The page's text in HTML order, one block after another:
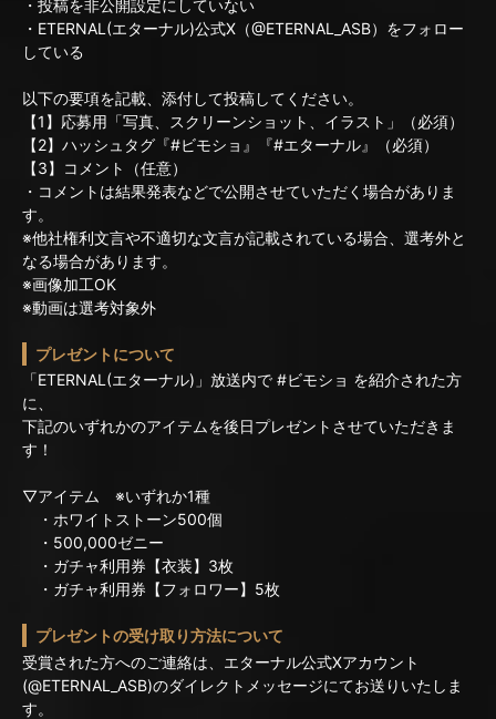
・投稿を非公開設定にしていない
・ETERNAL(エターナル)公式X（@ETERNAL_ASB）をフォロー
している
以下の要項を記載、添付して投稿してください。
【1】応募用「写真、スクリーンショット、イラスト」（必須）
【2】ハッシュタグ『#ビモショ』『#エターナル』（必須）
【3】コメント（任意）
・コメントは結果発表などで公開させていただく場合がありま
す。
※他社権利文言や不適切な文言が記載されている場合、選考外と
なる場合があります。
※画像加工OK
※動画は選考対象外
プレゼントについて
「ETERNAL(エターナル)」放送内で #ビモショ を紹介された方
に、
下記のいずれかのアイテムを後日プレゼントさせていただきま
す！
▽アイテム ※いずれか1種
・ホワイトストーン500個
・500,000ゼニー
・ガチャ利用券【衣装】3枚
・ガチャ利用券【フォロワー】5枚
プレゼントの受け取り方法について
受賞された方へのご連絡は、エターナル公式Xアカウント
(@ETERNAL_ASB)のダイレクトメッセージにてお送りいたしま
す。